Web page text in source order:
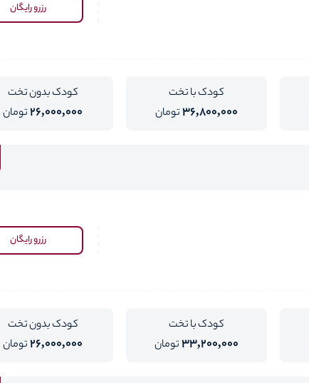
رزرو رایگان
کودک با تخت
36,800,000تومان
کودک بدون تخت
26,000,000تومان
رزرو رایگان
کودک با تخت
33,200,000تومان
کودک بدون تخت
26,000,000تومان